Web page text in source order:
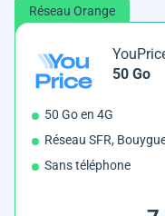
Réseau Orange
50 Go
50 Go en 4G
Réseau SFR,
Sans téléphone